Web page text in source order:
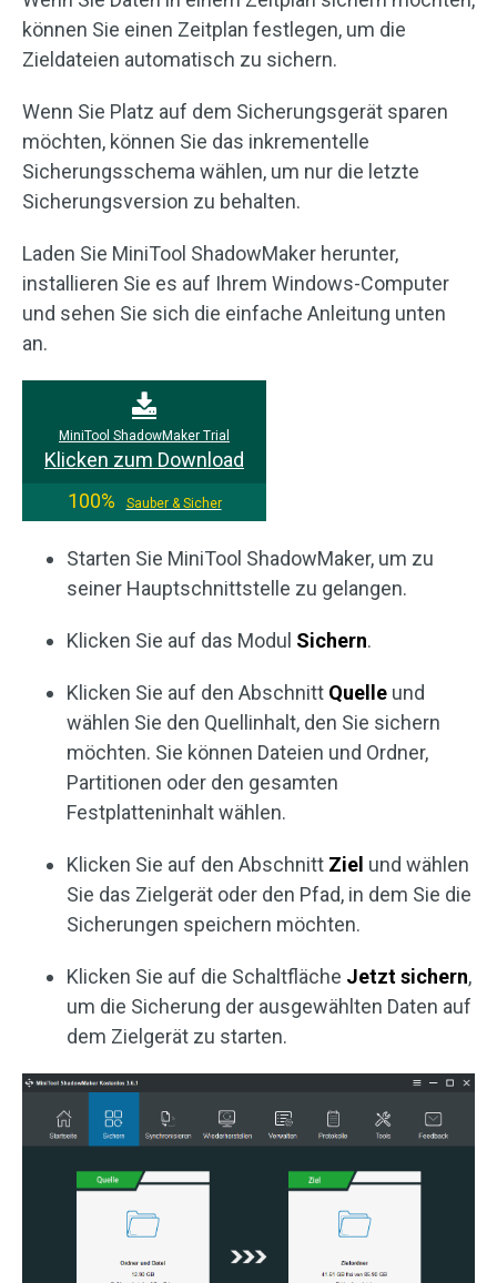
können Sie einen Zeitplan festlegen, um die
Zieldateien automatisch zu sichern.
Wenn Sie Platz auf dem Sicherungsgerät sparen
möchten, können Sie das inkrementelle
Sicherungsschema wählen, um nur die letzte
Sicherungsversion zu behalten.
Laden Sie MiniTool ShadowMaker herunter,
installieren Sie es auf Ihrem Windows-Computer
und sehen Sie sich die einfache Anleitung unten
an.
MiniTool ShadowMaker Trial
Klicken zum Download
100%
Sauber & Sicher
Starten Sie MiniTool ShadowMaker, um zu
seiner Hauptschnittstelle zu gelangen.
Klicken Sie auf das Modul Sichern.
Klicken Sie auf den Abschnitt Quelle und
wählen Sie den Quellinhalt, den Sie sichern
möchten. Sie können Dateien und Ordner,
Partitionen oder den gesamten
Festplatteninhalt wählen.
Klicken Sie auf den Abschnitt Ziel und wählen
Sie das Zielgerät oder den Pfad, in dem Sie die
Sicherungen speichern möchten.
Klicken Sie auf die Schaltfläche Jetzt sichern,
um die Sicherung der ausgewählten Daten auf
dem Zielgerät zu starten.